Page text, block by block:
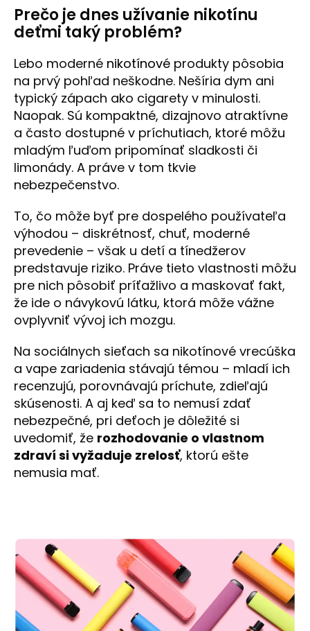
Prečo je dnes užívanie nikotínu
deťmi taký problém?
Lebo moderné nikotínové produkty pôsobia
na prvý pohľad neškodne. Nešíria dym ani
typický zápach ako cigarety v minulosti.
Naopak. Sú kompaktné, dizajnovo atraktívne
a často dostupné v príchutiach, ktoré môžu
mladým ľuďom pripomínať sladkosti či
limonády. A práve v tom tkvie
nebezpečenstvo.
To, čo môže byť pre dospelého používateľa
výhodou – diskrétnosť, chuť, moderné
prevedenie – však u detí a tínedžerov
predstavuje riziko. Práve tieto vlastnosti môžu
pre nich pôsobiť príťažlivo a maskovať fakt,
že ide o návykovú látku, ktorá môže vážne
ovplyvniť vývoj ich mozgu.
Na sociálnych sieťach sa nikotínové vrecúška
a vape zariadenia stávajú témou – mladí ich
recenzujú, porovnávajú príchute, zdieľajú
skúsenosti. A aj keď sa to nemusí zdať
nebezpečné, pri deťoch je dôležité si
uvedomiť, že rozhodovanie o vlastnom
zdraví si vyžaduje zrelosť, ktorú ešte
nemusia mať.